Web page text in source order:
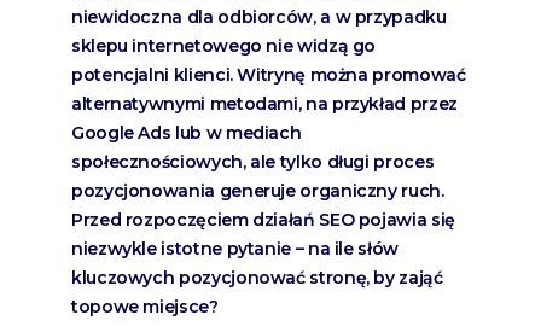
niewidoczna dla odbiorców, a w przypadku
sklepu internetowego nie widzą go
potencjalni klienci. Witrynę można promować
alternatywnymi metodami, na przykład przez
Google Ads lub w mediach
społecznościowych, ale tylko długi proces
pozycjonowania generuje organiczny ruch.
Przed rozpoczęciem działań SEO pojawia się
niezwykle istotne pytanie – na ile słów
kluczowych pozycjonować stronę, by zająć
topowe miejsce?